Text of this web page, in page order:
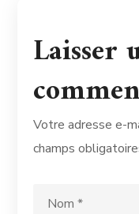
Laisser
Votre adresse e-
champs